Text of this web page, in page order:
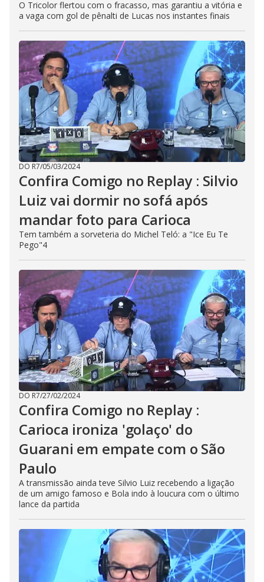
O Tricolor flertou com o fracasso, mas garantiu a vitória e
a vaga com gol de pênalti de Lucas nos instantes finais
DO R7/05/03/2024
Confira Comigo no Replay : Silvio
Luiz vai dormir no sofá após
mandar foto para Carioca
Tem também a sorveteria do Michel Teló: a "Ice Eu Te
Pego"4
DO R7/27/02/2024
Confira Comigo no Replay :
Carioca ironiza 'golaço' do
Guarani em empate com o São
Paulo
A transmissão ainda teve Silvio Luiz recebendo a ligação
de um amigo famoso e Bola indo à loucura com o último
lance da partida